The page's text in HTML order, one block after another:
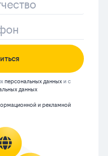
персональных данных и с
данных
и рекламной